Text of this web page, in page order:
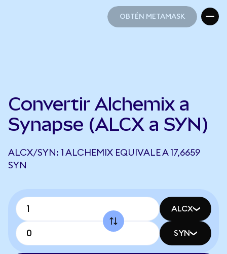
OBTÉN METAMASK
Convertir Alchemix a
Synapse (ALCX a SYN)
ALCX/SYN: 1 ALCHEMIX EQUIVALE A 17,6659
SYN
ALCX
SYN